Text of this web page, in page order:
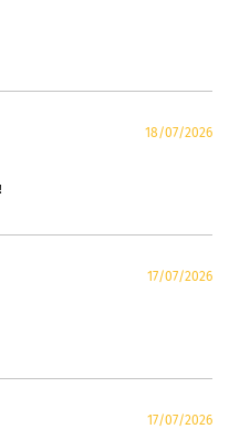
18/07/2026
17/07/2026
17/07/2026